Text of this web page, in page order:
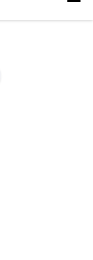
Beste Prijs